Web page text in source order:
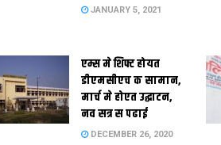
JANUARY 5, 2021
एम्स मे शिफ्ट होयत
डीएमसीएच क सामान,
मार्च मे होएत उद्घाटन,
नव सत्र स पढाई
DECEMBER 26, 2020